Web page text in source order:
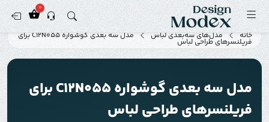
0
خانه مدل‌های سه‌بعدی لباس مدل سه بعدی گوشواره C12N055 برای
فریلنسرهای طراحی لباس
مدل سه بعدی گوشواره C12N055 برای
فریلنسرهای طراحی لباس